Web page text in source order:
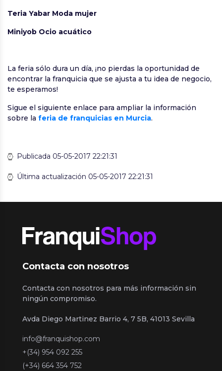
Teria Yabar Moda mujer
Miniyob Ocio acuático
La feria sólo dura un día, ¡no pierdas la oportunidad de
encontrar la franquicia que se ajusta a tu idea de negocio,
te esperamos!
Sigue el siguiente enlace para ampliar la información
sobre la feria de franquicias en Murcia.
Publicada 05-05-2017 22:21:31
Última actualización 05-05-2017 22:21:31
Contacta con nosotros
Contacta con nosotros para más información sin
ningún compromiso.
Avda Diego Martinez Barrio 4, 7 5B, 41013 Sevilla
info@franquishop.com
+(34) 954 092 255
(+34) 664 354 752